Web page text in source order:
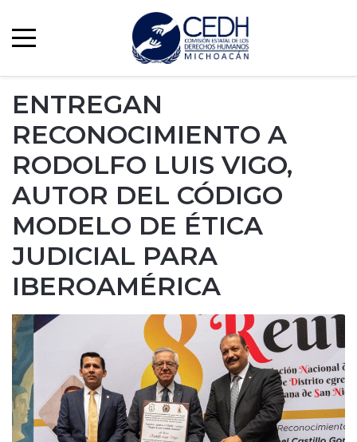
ENTREGAN
RECONOCIMIENTO A
RODOLFO LUIS VIGO,
AUTOR DEL CÓDIGO
MODELO DE ÉTICA
JUDICIAL PARA
IBEROAMÉRICA